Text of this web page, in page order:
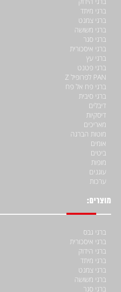
ברגי מיתד
ברגי צמנט
ברגי משושה
ברגי סגר
ברגי איסכורית
ברגי עץ
ברגי פטנט
PAN לפרופיל Z
ברגי פח אל פח
ברגי סיבית
דיבלים
דיסקיות
מאריכים
מוטות הברגה
אומים
ביטים
מופות
עוגנים
ערכות
מוצרים:
ברגי גבס
ברגי איסכורית
ברגי הידוק
ברגי מיתד
ברגי צמנט
ברגי משושה
ברגי סגר